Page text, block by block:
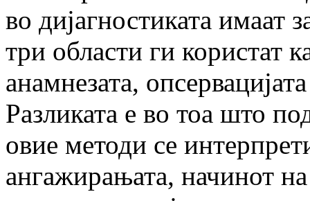
во дија­гно­стиката имаат
три области ги користат
анамнезата,
Разликата е во тоа што
овие методи се
ангажирањата, начинот